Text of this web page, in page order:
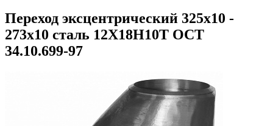
Переход эксцентрический 325х10 -
273х10 сталь 12Х18Н10Т ОСТ
34.10.699-97